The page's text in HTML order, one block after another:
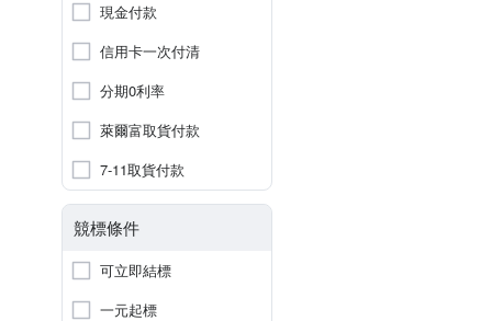
現金付款
信用卡一次付清
分期0利率
萊爾富取貨付款
7-11取貨付款
競標條件
可立即結標
一元起標